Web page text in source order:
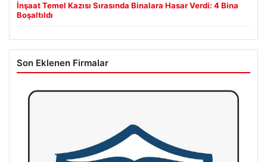
İnşaat Temel Kazısı Sırasında Binalara Hasar Verdi: 4 Bina
Boşaltıldı
Son Eklenen Firmalar